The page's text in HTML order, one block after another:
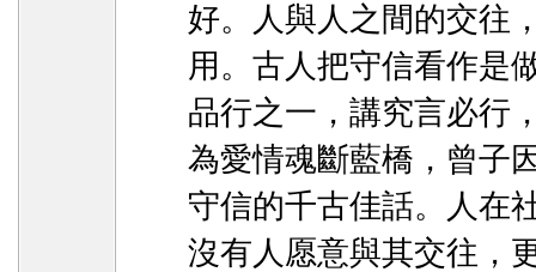
好。人與人之間的交往
用。古人把守信看作是
品行之一，講究言必行
為愛情魂斷藍橋，曾子
守信的千古佳話。人在
沒有人愿意與其交往，